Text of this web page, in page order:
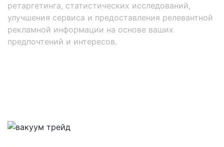
ретаргетинга, статистических исследований,
улучшения сервиса и предоставления релевантной
рекламной информации на основе ваших
предпочтений и интересов.